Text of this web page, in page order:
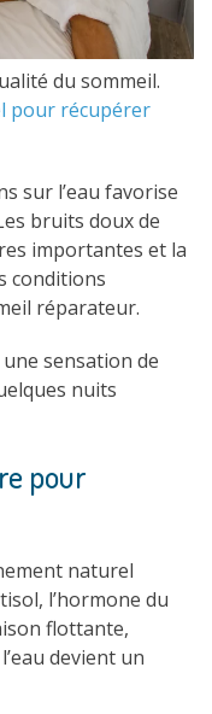
du sommeil.
pour récupérer
sur l’eau favorise
bruits doux de
importantes et la
conditions
réparateur.
sensation de
nuits
pour
naturel
l’hormone du
flottante,
devient un